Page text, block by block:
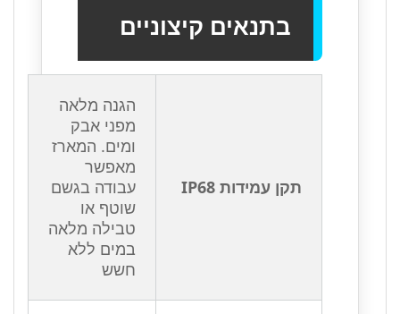
בתנאים קיצוניים
תקן עמידות IP68
הגנה מלאה
מפני אבק
ומים. המארז
מאפשר
עבודה בגשם
שוטף או
טבילה מלאה
במים ללא